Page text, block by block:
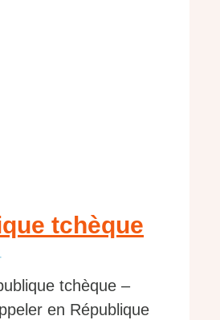
tchèque
tchèque –
en République